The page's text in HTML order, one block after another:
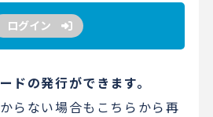
ログイン
ドの発行ができます。
らない場合もこちらから再